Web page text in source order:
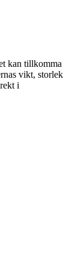
kan tillkomma
vikt, storlek
i